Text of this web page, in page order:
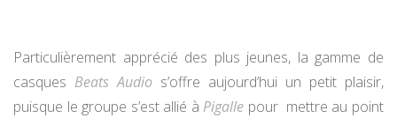
Particulièrement apprécié des plus jeunes, la gamme de
casques Beats Audio s’offre aujourd’hui un petit plaisir,
puisque le groupe s’est allié à Pigalle pour mettre au point